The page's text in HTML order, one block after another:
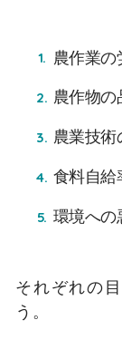
農作業
農作物の
農業技術
食料自給
環境への
それぞれの
う。